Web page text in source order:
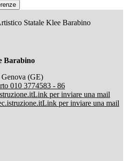
Statale Klee Barabino
Barabino
(GE)
010 3774583 - 86
Link per inviare una mail
Link per inviare una mail